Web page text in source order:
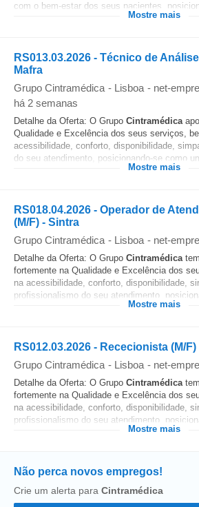
com o bem-estar dos seus pacientes,
Mostre mais
RS013.03.2026 - Técnico de
Mafra
Grupo Cintramédica - Lisboa - net-
há 2 semanas
Detalhe da Oferta: O Grupo Cintramédica
Qualidade e Excelência dos seus serviços,
acessibilidade, conforto, disponibilidade,
do seu atendimento, posicionando-se como
Mostre mais
RS018.04.2026 - Operador de
(M/F) - Sintra
Grupo Cintramédica - Lisboa - net-
Detalhe da Oferta: O Grupo Cintramédica
fortemente na Qualidade e Excelência dos
na acessibilidade, conforto, disponibilidade,
profissionalismo do seu atendimento,
Mostre mais
RS012.03.2026 - Rececionista (M/
Grupo Cintramédica - Lisboa - net-
Detalhe da Oferta: O Grupo Cintramédica
fortemente na Qualidade e Excelência dos
na acessibilidade, conforto, disponibilidade,
profissionalismo do seu atendimento,
Mostre mais
Não perca novos empregos!
Crie um alerta para Cintramédica